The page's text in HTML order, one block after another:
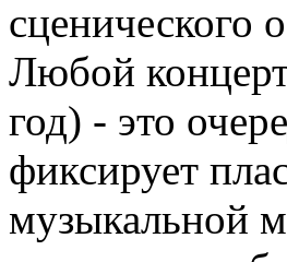
сценического
Любой
год) - это
фиксирует
музыкальной